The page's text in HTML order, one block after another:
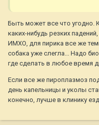
Быть может все что угодно.
каких-нибудь резких
ИМХО, для пирика все же
собака уже слегла... Надо
где сделать в любое время
Если все же пироплазмоз
день капельницы и уколы
конечно, лучше в клинику